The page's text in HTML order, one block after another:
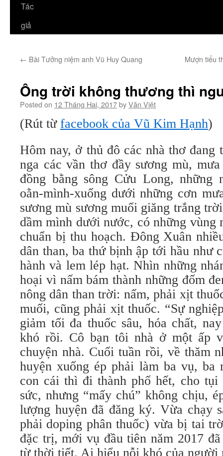
Tác
giả
← Bài Tưởng niệm anh Vũ Huy Quang Mượn tiểu
Ông trời không thương thì
Posted on 12 Tháng Hai, 2017byVăn Việt
(Rút từ facebook của Vũ Kim Hạnh)
Hôm nay, ở thủ đô các nhà thơ đang
nga các vần thơ đầy sương mù,
đồng bằng sông Cửu Long, những
oằn-mình-xuống dưới những cơn
sương mù sương muối giăng trắng
dầm mình dưới nước, có những vùng
chuẩn bị thu hoạch. Đông Xuân
dân than, ba thứ bịnh ập tới hầu như
hành và lem lép hạt. Nhìn những
hoại vì nấm bám thành những đốm
nông dân than trời: nấm, phải xịt
muối, cũng phải xịt thuốc. “Sự
giảm tối đa thuốc sâu, hóa chất,
khó rồi. Cô bạn tôi nhà ở một ấp
chuyện nhà. Cuối tuần rồi, về thăm
huyện xuống ép phải làm ba vụ,
con cái thì đi thành phố hết, cho
sức, nhưng “mấy chú” không chịu,
lượng huyện đã đăng ký. Vừa chạy
phải doping phân thuốc) vừa bị tai
đặc trị, mới vụ đầu tiên năm 2017
từ thời tiết. Ai hiểu nỗi khó của người